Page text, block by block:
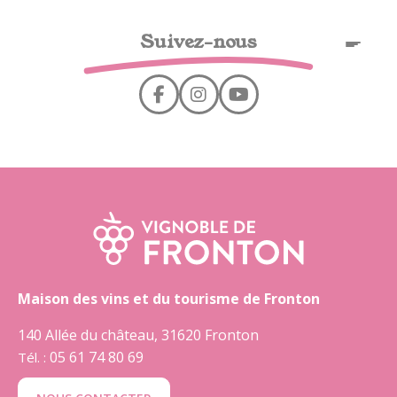
Suivez-nous
Maison des vins et du tourisme de Fronton
140 Allée du château, 31620 Fronton
Tél. : 05 61 74 80 69